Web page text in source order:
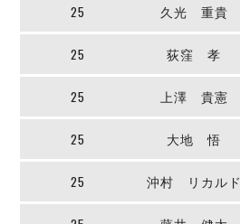
25 久光 重貴
25 荻窪 孝
25 上澤 貴憲
25 大地 悟
25 沖村 リカルド